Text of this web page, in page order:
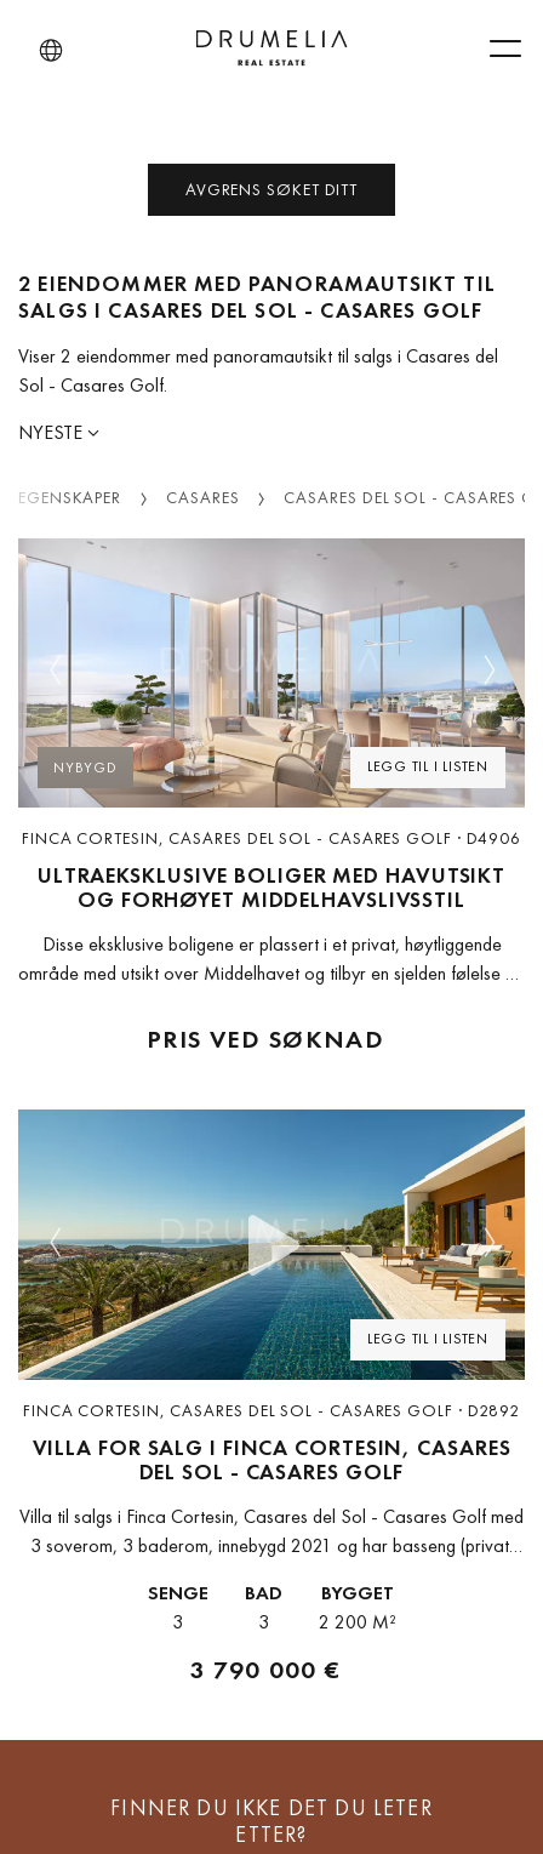
AVGRENS SØKET DITT
2 EIENDOMMER MED PANORAMAUTSIKT TIL
SALGS I CASARES DEL SOL - CASARES GOLF
Viser 2 eiendommer med panoramautsikt til salgs i Casares del
Sol - Casares Golf.
NYESTE
EGENSKAPER CASARES CASARES DEL SOL - CASARES
LEGG TIL I LISTEN
Previous Next
NYBYGD
FINCA CORTESIN, CASARES DEL SOL - CASARES GOLF · D4906
ULTRAEKSKLUSIVE BOLIGER MED HAVUTSIKT
OG FORHØYET MIDDELHAVSLIVSSTIL
Disse eksklusive boligene er plassert i et privat, høytliggende
område med utsikt over Middelhavet og tilbyr en sjelden følelse av
boligene...
PRIS VED SØKNAD
LEGG TIL I LISTEN
Previous Next
FINCA CORTESIN, CASARES DEL SOL - CASARES GOLF · D2892
VILLA FOR SALG I FINCA CORTESIN, CASARES
DEL SOL - CASARES GOLF
Villa til salgs i Finca Cortesin, Casares del Sol - Casares Golf med
3 soverom, 3 baderom, innebygd 2021 og har basseng (privat)
SENGE
3
BAD
3
BYGGET
2 200 M²
3 790 000 €
FINNER DU IKKE DET DU LETER
ETTER?